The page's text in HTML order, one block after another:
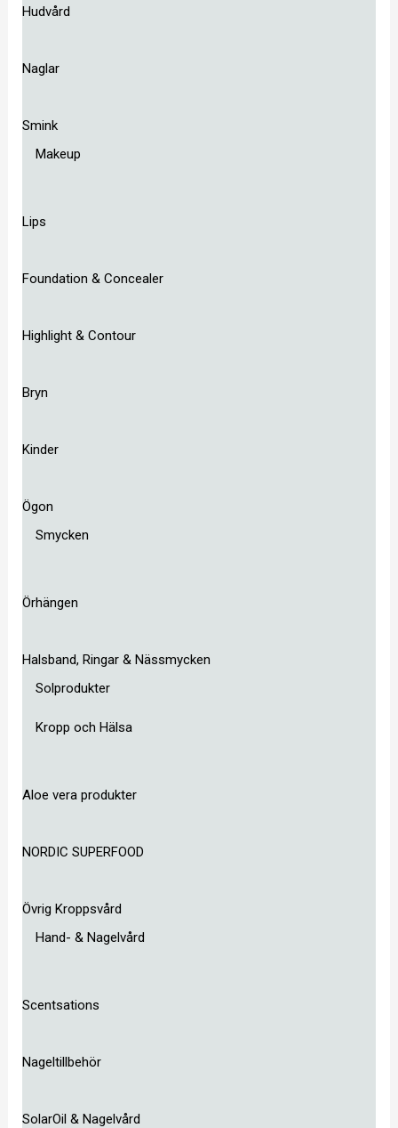
Hudvård
Naglar
Smink
Makeup
Lips
Foundation & Concealer
Highlight & Contour
Bryn
Kinder
Ögon
Smycken
Örhängen
Halsband, Ringar & Nässmycken
Solprodukter
Kropp och Hälsa
Aloe vera produkter
NORDIC SUPERFOOD
Övrig Kroppsvård
Hand- & Nagelvård
Scentsations
Nageltillbehör
SolarOil & Nagelvård